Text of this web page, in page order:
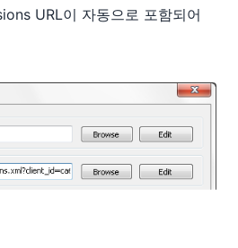
URL이 자동으로 포함되어